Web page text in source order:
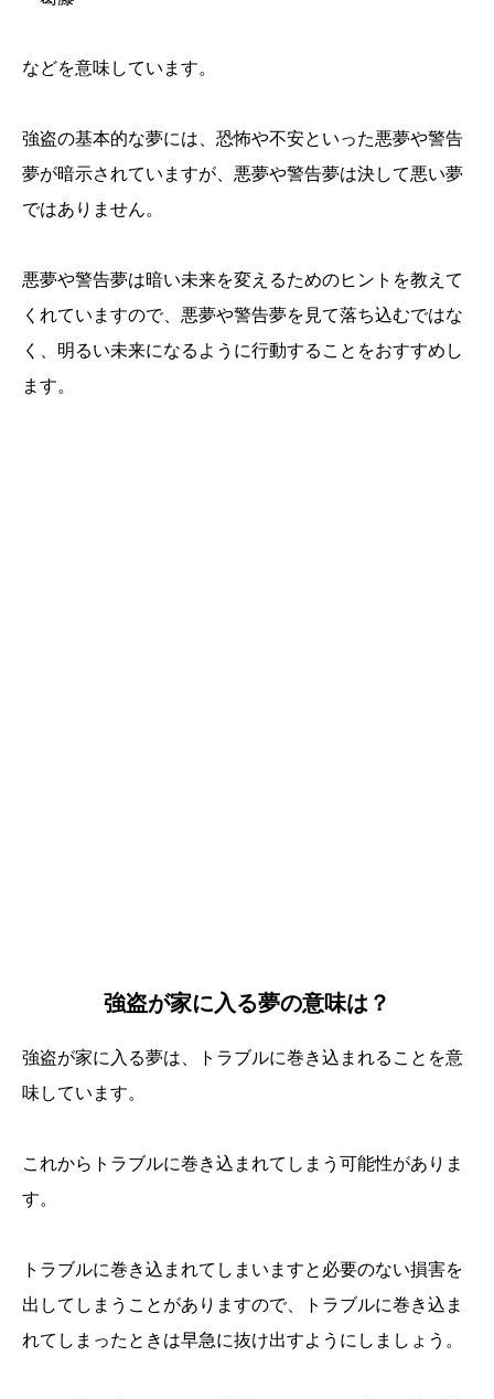
などを意味しています。
強盗の基本的な夢には、恐怖や不安といった悪夢や警告
夢が暗示されていますが、悪夢や警告夢は決して悪い夢
ではありません。
悪夢や警告夢は暗い未来を変えるためのヒントを教えて
くれていますので、悪夢や警告夢を見て落ち込むではな
く、明るい未来になるように行動することをおすすめし
ます。
強盗が家に入る夢の意味は？
強盗が家に入る夢は、トラブルに巻き込まれることを意
味しています。
これからトラブルに巻き込まれてしまう可能性がありま
す。
トラブルに巻き込まれてしまいますと必要のない損害を
出してしまうことがありますので、トラブルに巻き込ま
れてしまったときは早急に抜け出すようにしましょう。